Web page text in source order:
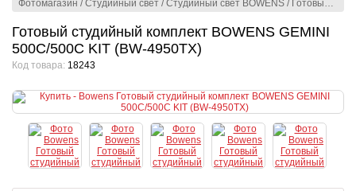
Фотомагазин /Студийный свет /Студийный свет BOWENS / Готовые студийные комплекты
Готовый студийный комплект BOWENS GEMINI
500C/500C KIT (BW-4950TX)
Код товара: 18243